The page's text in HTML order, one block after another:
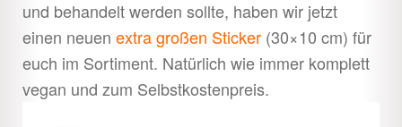
und behandelt werden sollte, haben wir jetzt
einen neuenextra großen Sticker (30×10 cm) für
euch im Sortiment. Natürlich wie immer komplett
vegan und zum Selbstkostenpreis.